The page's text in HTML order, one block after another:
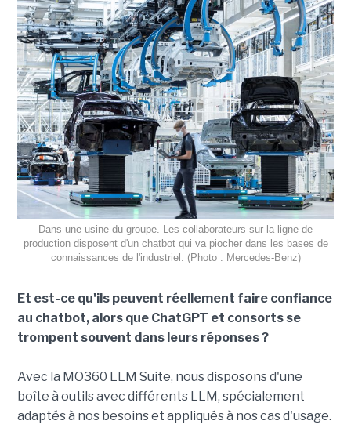
Dans une usine du groupe. Les collaborateurs sur la ligne de
production disposent d'un chatbot qui va piocher dans les bases de
connaissances de l'industriel. (Photo : Mercedes-Benz)
Et est-ce qu'ils peuvent réellement faire confiance
au chatbot, alors que ChatGPT et consorts se
trompent souvent dans leurs réponses ?
Avec la MO360 LLM Suite, nous disposons d'une
boîte à outils avec différents LLM, spécialement
adaptés à nos besoins et appliqués à nos cas d'usage.